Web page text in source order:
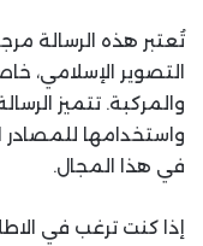
تُعتبر هذه الرسالة
التصوير الإسلامي،
والمركبة. تتميز
واستخدامها للمصادر
في هذا المجال.
إذا كنت ترغب في